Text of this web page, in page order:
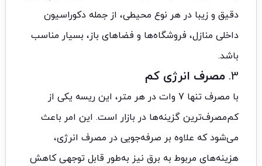
دقیق و زیبا در هر نوع محیطی، از جمله دکوراسیون
داخلی منازل، فروشگاه‌ها و فضاهای باز، بسیار مناسب
باشد.
3. مصرف انرژی کم
با مصرف تنها 7 وات در هر متر، این ریسه یکی از
کم‌مصرف‌ترین گزینه‌ها در بازار است. این امر باعث
می‌شود که علاوه بر صرفه‌جویی در مصرف انرژی،
هزینه‌های مربوط به برق نیز به‌طور قابل توجهی کاهش